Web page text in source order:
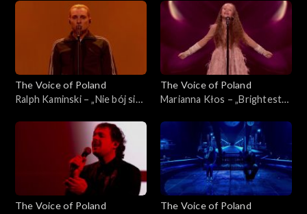
29 listopada 2025
Finał, 29 listopada 2025
The Voice of Poland
Ralph Kaminski – „Nie bój się
Poland”, Finał, 29 listopada
The Voice of Poland
Marianna Kłos – „Brightest
Finał, 29 listopada 2025
The Voice of Poland
The Voice of Poland